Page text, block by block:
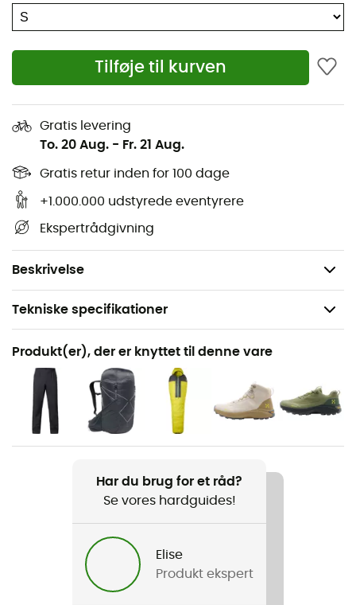
Tilføje til kurven
Gratis levering
To. 20 Aug. - Fr. 21 Aug.
Gratis retur inden for 100 dage
+1.000.000 udstyrede eventyrere
Ekspertrådgivning
Beskrivelse
Lynlåslommer til hænderne
Lynlåsåbninger til ventilation under armene
To-vejs CF lynlås
Pakkebar
Reflekterende detaljer
Vandtæthed: 28.000 mm
RET: 13
Tekniske specifikationer
Anbefales til
Vandreture / Trekking / Bjergbestigning / Fast hiking
Herre
L.I.M Airak GTX Jacket
Beklædningsgenstandens opbygning
Produkt(er), der er knyttet til denne vare
Har du brug for et råd?
Se vores hardguides!
Elise
Produkt ekspert